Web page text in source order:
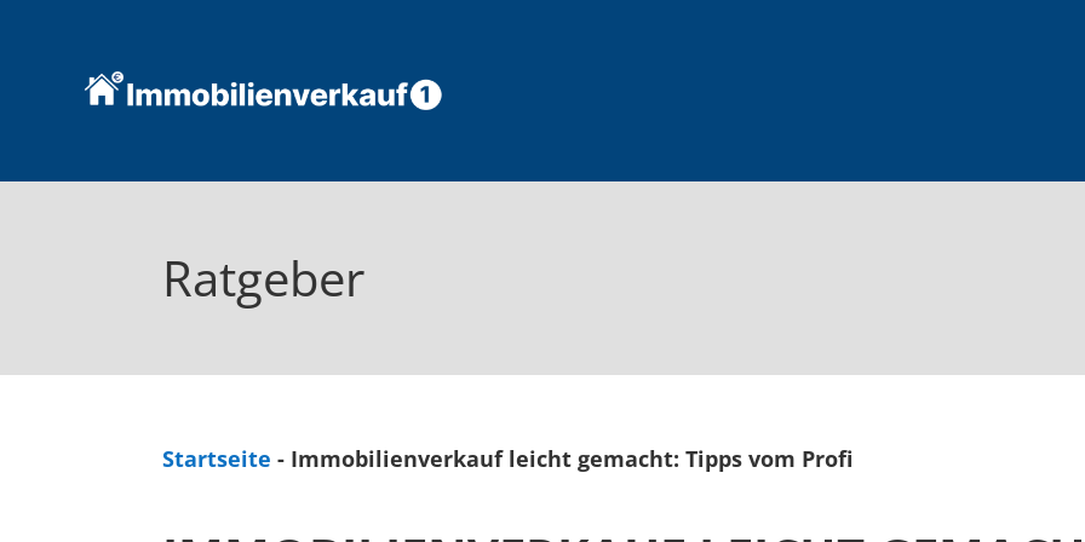
Ratgeber
Startseite - Immobilienverkauf leicht gemacht: Tipps vom Profi